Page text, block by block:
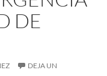
DE
DEJA UN